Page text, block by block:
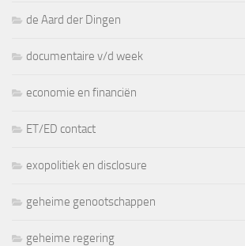
de Aard der Dingen
documentaire v/d week
economie en financiën
ET/ED contact
exopolitiek en disclosure
geheime genootschappen
geheime regering